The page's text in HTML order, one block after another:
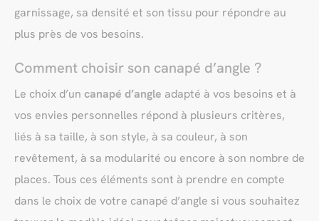
garnissage, sa densité et son tissu pour répondre au
plus près de vos besoins.
Comment choisir son canapé d’angle ?
Le choix d’un canapé d’angle adapté à vos besoins et à
vos envies personnelles répond à plusieurs critères,
liés à sa taille, à son style, à sa couleur, à son
revêtement, à sa modularité ou encore à son nombre de
places. Tous ces éléments sont à prendre en compte
dans le choix de votre canapé d’angle si vous souhaitez